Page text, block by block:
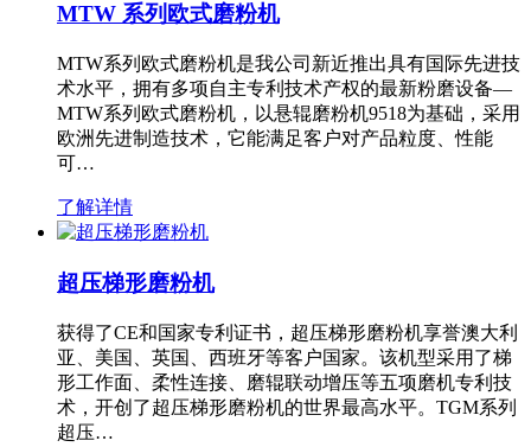
MTW 系列欧式磨粉机
MTW系列欧式磨粉机是我公司新近推出具有国际先进技
术水平，拥有多项自主专利技术产权的最新粉磨设备—
MTW系列欧式磨粉机，以悬辊磨粉机9518为基础，采用
欧洲先进制造技术，它能满足客户对产品粒度、性能
可…
了解详情
超压梯形磨粉机
获得了CE和国家专利证书，超压梯形磨粉机享誉澳大利
亚、美国、英国、西班牙等客户国家。该机型采用了梯
形工作面、柔性连接、磨辊联动增压等五项磨机专利技
术，开创了超压梯形磨粉机的世界最高水平。TGM系列
超压…